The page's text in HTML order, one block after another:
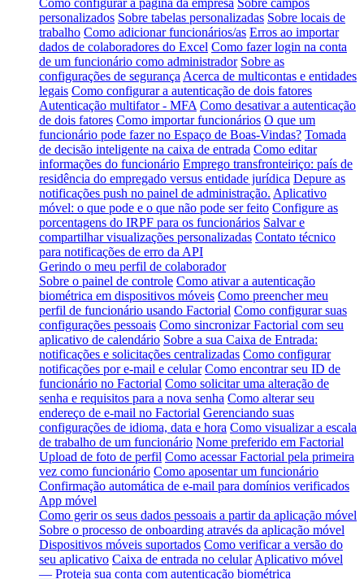
personalizados Sobre tabelas personalizadas Sobre locais de
trabalho Como adicionar funcionários/as Erros ao importar
dados de colaboradores do Excel Como fazer login na conta
de um funcionário como administrador Sobre as
configurações de segurança Acerca de multicontas e entidades
legais Como configurar a autenticação de dois fatores
Autenticação multifator - MFA Como desativar a autenticação
de dois fatores Como importar funcionários O que um
funcionário pode fazer no Espaço de Boas-Vindas? Tomada
de decisão inteligente na caixa de entrada Como editar
informações do funcionário Emprego transfronteiriço: país de
residência do empregado versus entidade jurídica Depure as
notificações push no painel de administração. Aplicativo
móvel: o que pode e o que não pode ser feito Configure as
porcentagens do IRPF para os funcionários Salvar e
compartilhar visualizações personalizadas Contato técnico
para notificações de erro da API
Gerindo o meu perfil de colaborador
Sobre o painel de controle Como ativar a autenticação
biométrica em dispositivos móveis Como preencher meu
perfil de funcionário usando Factorial Como configurar suas
configurações pessoais Como sincronizar Factorial com seu
aplicativo de calendário Sobre a sua Caixa de Entrada:
notificações e solicitações centralizadas Como configurar
notificações por e-mail e celular Como encontrar seu ID de
funcionário no Factorial Como solicitar uma alteração de
senha e requisitos para a nova senha Como alterar seu
endereço de e-mail no Factorial Gerenciando suas
configurações de idioma, data e hora Como visualizar a escala
de trabalho de um funcionário Nome preferido em Factorial
Upload de foto de perfil Como acessar Factorial pela primeira
vez como funcionário Como aposentar um funcionário
Confirmação automática de e-mail para domínios verificados
App móvel
Como gerir os seus dados pessoais a partir da aplicação móvel
Sobre o processo de onboarding através da aplicação móvel
Dispositivos móveis suportados Como verificar a versão do
seu aplicativo Caixa de entrada no celular Aplicativo móvel
— Proteja sua conta com autenticação biométrica